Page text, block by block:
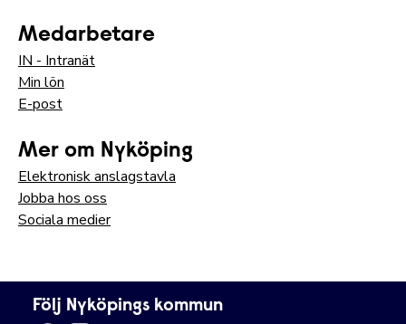
Medarbetare
IN - Intranät
Min lön
E-post
Mer om Nyköping
Elektronisk anslagstavla
Jobba hos oss
Sociala medier
Följ Nyköpings kommun